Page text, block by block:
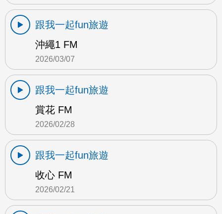
跟我一起fun旅遊
沖繩1 FM
2026/03/07
跟我一起fun旅遊
賞花 FM
2026/02/28
跟我一起fun旅遊
收心 FM
2026/02/21